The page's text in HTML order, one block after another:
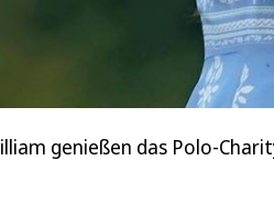
genießen das Polo-